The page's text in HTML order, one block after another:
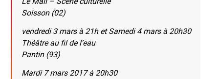
Soisson (02)
vendredi 3 mars à 21h et Samedi 4 mars à 20h30
Théâtre au fil de l’eau
Pantin (93)
Mardi 7 mars 2017 à 20h30